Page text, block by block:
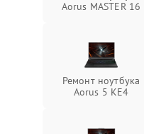
Aorus MASTER 16
Ремонт ноутбука
Aorus 5 KE4